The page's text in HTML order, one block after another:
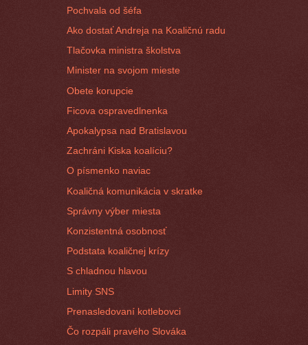
Pochvala od šéfa
Ako dostať Andreja na Koaličnú radu
Tlačovka ministra školstva
Minister na svojom mieste
Obete korupcie
Ficova ospravedlnenka
Apokalypsa nad Bratislavou
Zachráni Kiska koalíciu?
O písmenko naviac
Koaličná komunikácia v skratke
Správny výber miesta
Konzistentná osobnosť
Podstata koaličnej krízy
S chladnou hlavou
Limity SNS
Prenasledovaní kotlebovci
Čo rozpáli pravého Slováka